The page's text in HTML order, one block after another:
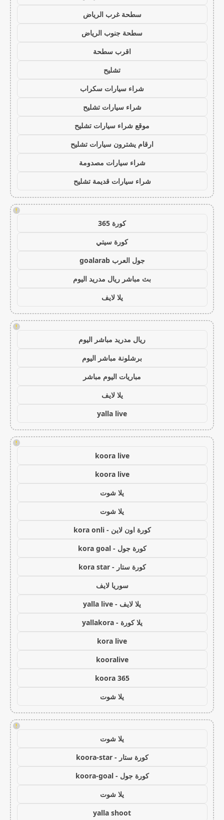
سطحة غرب الرياض
سطحة جنوب الرياض
اقرب سطحة
تشليح
شراء سيارات سكراب
شراء سيارات تشليح
موقع شراء سيارات تشليح
ارقام يشترون سيارات تشليح
شراء سيارات مصدومة
شراء سيارات قديمة تشليح
!
كورة 365
كورة سيتي
جول العرب goalarab
بث مباشر ريال مدريد اليوم
يلا لايف
!
ريال مدريد مباشر اليوم
برشلونة مباشر اليوم
مباريات اليوم مباشر
يلا لايف
yalla live
!
koora live
koora live
يلا شوت
يلا شوت
كورة اون لاين - kora onli
كورة جول - kora goal
كورة ستار - kora star
سوريا لايف
يلا لايف - yalla live
يلا كورة - yallakora
kora live
kooralive
koora 365
يلا شوت
!
يلا شوت
كورة ستار - koora-star
كورة جول - koora-goal
يلا شوت
yalla shoot